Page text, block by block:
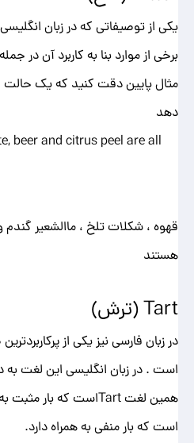
یکی از توصیفاتی که در زبان
برخی از موارد بنا به کاربرد آن در
مثال پایین دقت کنید که یک
دهد
beer and citrus peel are all
قهوه ، شکلات تلخ ، ماالشعیر
هستند
Tart (ترش)
در زبان فارسی نیز یکی از
است . در زبان انگلیسی این لغت
است که بار منفی به همراه دارد.